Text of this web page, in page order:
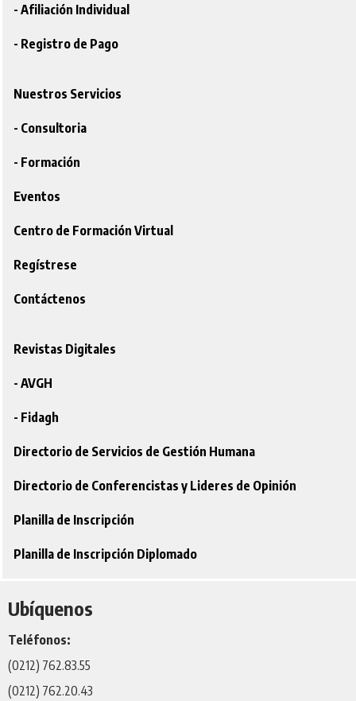
- Afiliación Individual
- Registro de Pago
Nuestros Servicios
- Consultoria
- Formación
Eventos
Centro de Formación Virtual
Regístrese
Contáctenos
Revistas Digitales
- AVGH
- Fidagh
Directorio de Servicios de Gestión Humana
Directorio de Conferencistas y Lideres de Opinión
Planilla de Inscripción
Planilla de Inscripción Diplomado
Ubíquenos
Teléfonos:
(0212) 762.83.55
(0212) 762.20.43